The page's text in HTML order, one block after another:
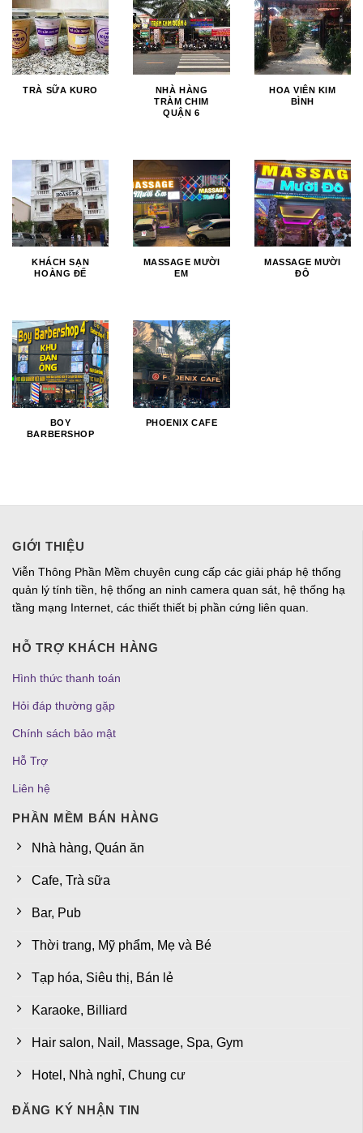
TRÀ SỮA KURO
NHÀ HÀNG
TRÀM CHIM
QUẬN 6
HOA VIÊN KIM
BÌNH
KHÁCH SẠN
HOÀNG ĐẾ
MASSAGE MƯỜI
EM
MASSAGE MƯỜI
ĐÔ
BOY
BARBERSHOP
PHOENIX CAFE
GIỚI THIỆU
Viễn Thông Phần Mềm chuyên cung cấp các giải pháp hệ thống
quản lý tính tiền, hệ thống an ninh camera quan sát, hệ thống hạ
tầng mạng Internet, các thiết thiết bị phần cứng liên quan.
HỖ TRỢ KHÁCH HÀNG
Hình thức thanh toán
Hỏi đáp thường gặp
Chính sách bảo mật
Hỗ Trợ
Liên hệ
PHẦN MỀM BÁN HÀNG
Nhà hàng, Quán ăn
Cafe, Trà sữa
Bar, Pub
Thời trang, Mỹ phẩm, Mẹ và Bé
Tạp hóa, Siêu thị, Bán lẻ
Karaoke, Billiard
Hair salon, Nail, Massage, Spa, Gym
Hotel, Nhà nghỉ, Chung cư
ĐĂNG KÝ NHẬN TIN